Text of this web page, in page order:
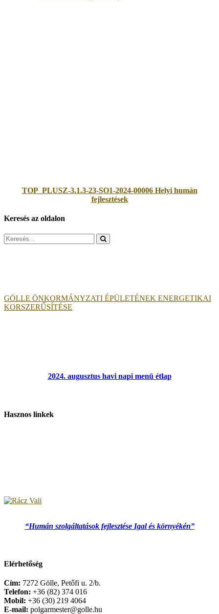
TOP_PLUSZ-3.1.3-23-SO1-2024-00006 Helyi humán
fejlesztések
Keresés az oldalon
Search
for:
GÖLLE ÖNKORMÁNYZATI ÉPÜLETÉNEK ENERGETIKAI
KORSZERŰSÍTÉSE
2024. augusztus havi napi menü étlap
Hasznos linkek
“Humán szolgáltatások fejlesztése Igal és környékén”
Elérhetőség
Cím: 7272 Gölle, Petőfi u. 2/b.
Telefon: +36 (82) 374 016
Mobil: +36 (30) 219 4064
E-mail: polgarmester@golle.hu